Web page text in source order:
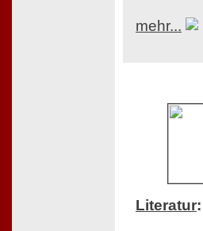
mehr...
Literatur: